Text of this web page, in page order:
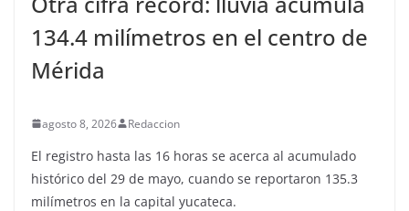
134.4 milímetros en el centro de
Mérida
agosto 8, 2026 Redaccion
El registro hasta las 16 horas se acerca al acumulado
histórico del 29 de mayo, cuando se reportaron 135.3
milímetros en la capital yucateca.